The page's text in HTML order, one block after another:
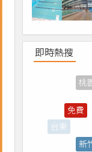
即時熱搜
台東
新竹